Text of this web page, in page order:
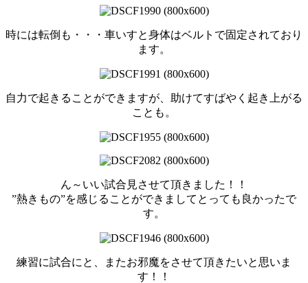
時には転倒も・・・車いすと身体はベルトで固定されており
ます。
自力で起きることができますが、助けてすばやく起き上がる
ことも。
ん～いい試合見させて頂きました！！
”熱きもの”を感じることができましてとっても良かったで
す。
練習に試合にと、またお邪魔をさせて頂きたいと思いま
す！！